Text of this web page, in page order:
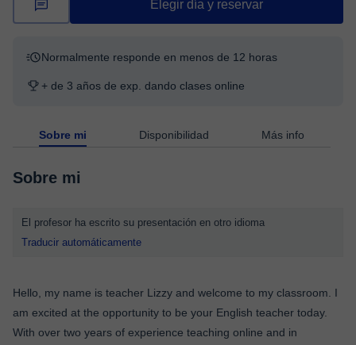
Elegir día y reservar
Normalmente responde en menos de 12 horas
+ de 3 años de exp. dando clases online
Sobre mi Disponibilidad Más info
Sobre mi
El profesor ha escrito su presentación en otro idioma
Traducir automáticamente
Hello, my name is teacher Lizzy and welcome to my classroom. I
am excited at the opportunity to be your English teacher today.
With over two years of experience teaching online and in